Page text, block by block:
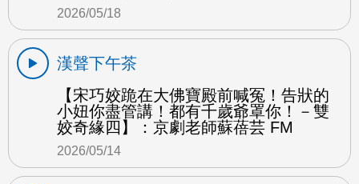
2026/05/18
漢聲下午茶
【宋巧姣跪在大佛寶殿前喊冤！告狀的
小妞你盡管講！都有千歲爺罩你！－雙
姣奇緣四】：京劇老師蘇蓓芸 FM
2026/05/14